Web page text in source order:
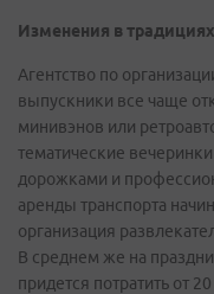
Изменения в традициях
Агентство по
выпускники все чаще
минивэнов или
тематические
дорожками и
аренды транспорта
организация
В среднем же на
придется потратить от